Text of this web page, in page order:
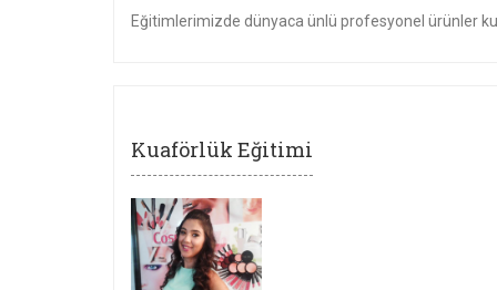
Eğitimlerimizde dünyaca ünlü profesyonel ürünler
Kuaförlük Eğitimi